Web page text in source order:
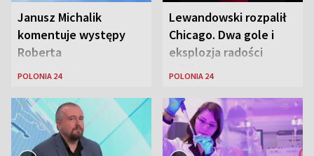
Janusz Michalik
komentuje występy
Roberta
Lewandowskiego w
Zjednoczonych
POLONIA 24
Lewandowski rozpalił
Chicago. Dwa gole i
eksplozja radości
wśród Polonii
POLONIA 24